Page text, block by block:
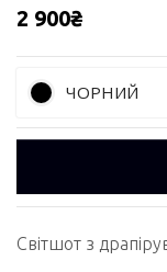
2 900₴
ЧОРНИЙ
Світшот з